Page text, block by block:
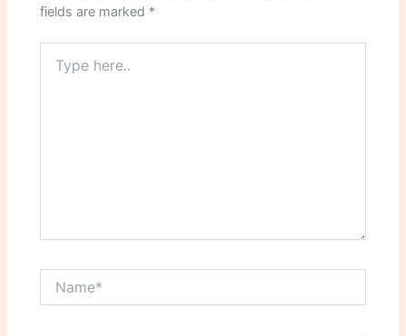
fields are marked *
here..